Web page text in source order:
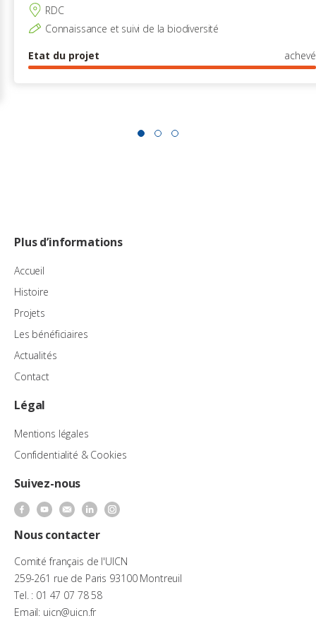
RDC
Connaissance et suivi de la biodiversité
Etat du projet
achevé
Plus d’informations
Accueil
Histoire
Projets
Les bénéficiaires
Actualités
Contact
Légal
Mentions légales
Confidentialité & Cookies
Suivez-nous
Nous contacter
Comité français de l'UICN
259-261 rue de Paris 93100 Montreuil
Tel. : 01 47 07 78 58
Email: uicn@uicn.fr